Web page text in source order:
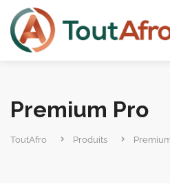
Premium Pro
ToutAfro Produits